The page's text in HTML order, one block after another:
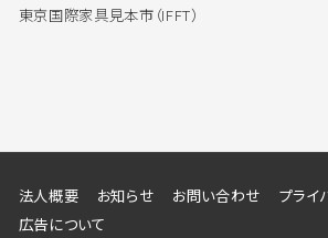
東京国際家具見本市（IFFT）
法人概要 お知らせ お問い合わせ
プライ
広告について